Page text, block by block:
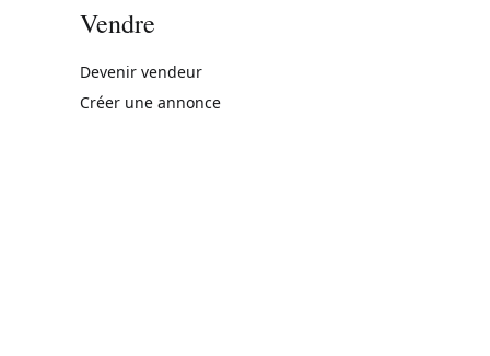
Vendre
Devenir vendeur
Créer une annonce